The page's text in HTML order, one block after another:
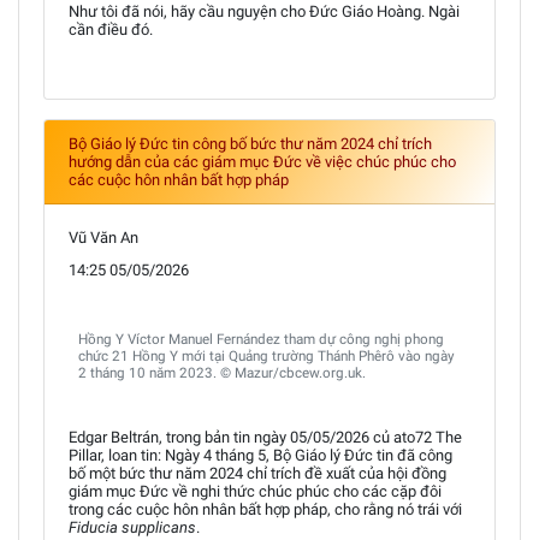
Như tôi đã nói, hãy cầu nguyện cho Đức Giáo Hoàng. Ngài
cần điều đó.
Bộ Giáo lý Đức tin công bố bức thư năm 2024 chỉ trích
hướng dẫn của các giám mục Đức về việc chúc phúc cho
các cuộc hôn nhân bất hợp pháp
Vũ Văn An
14:25 05/05/2026
Hồng Y Víctor Manuel Fernández tham dự công nghị phong
chức 21 Hồng Y mới tại Quảng trường Thánh Phêrô vào ngày
2 tháng 10 năm 2023. © Mazur/cbcew.org.uk.
Edgar Beltrán, trong bản tin ngày 05/05/2026 củ ato72 The
Pillar, loan tin: Ngày 4 tháng 5, Bộ Giáo lý Đức tin đã công
bố một bức thư năm 2024 chỉ trích đề xuất của hội đồng
giám mục Đức về nghi thức chúc phúc cho các cặp đôi
trong các cuộc hôn nhân bất hợp pháp, cho rằng nó trái với
Fiducia supplicans.